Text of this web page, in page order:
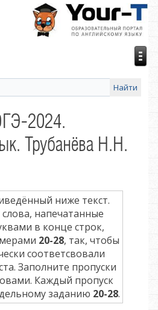
2024.
Трубанёва Н.Н.
ниже текст.
напечатанные
в конце строк,
20-28, так, чтобы
соответсвовали
Заполните пропуски
Каждый пропуск
заданию 20-28.